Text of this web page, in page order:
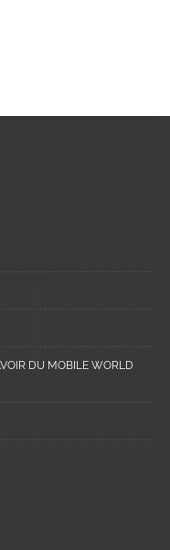
DU MOBILE WORLD